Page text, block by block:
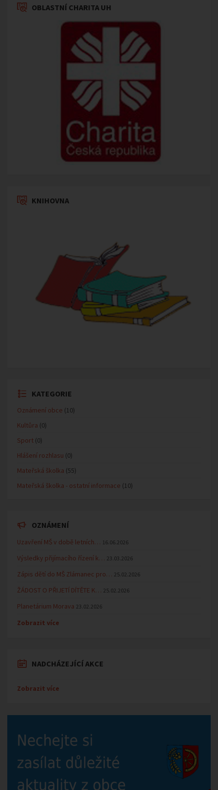
OBLASTNÍ CHARITA UH
KNIHOVNA
KATEGORIE
Oznámení obce (10)
Kultůra (0)
Sport (0)
Hlášení rozhlasu (0)
Mateřská školka (55)
Mateřská školka - ostatní informace (10)
OZNÁMENÍ
Uzavření MŠ v době letních… 16.06.2026
Výsledky přijímacího řízení k… 23.03.2026
Zápis dětí do MŠ Zlámanec pro… 25.02.2026
ŽÁDOST O PŘIJETÍ DÍTĚTE K… 25.02.2026
Planetárium Morava 23.02.2026
Zobrazit více
NADCHÁZEJÍCÍ AKCE
Zobrazit více